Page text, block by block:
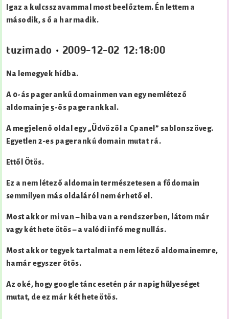
Igaz a kulcsszavammal most beelőztem. Én lettem a
második, s ő a harmadik.
tuzimado • 2009-12-02 12:18:00
Na lemegyek hídba.
A 0-ás pagerankű domainmen van egy nemlétező
aldomainje 5-ös pagerankkal.
A megjelenő oldal egy „Üdvözöl a Cpanel” sablonszöveg.
Egyetlen 2-es pagerankú domain mutat rá.
Ettől Ötös.
Ez a nem létező aldomain természetesen a fődomain
semmilyen más oldaláról nem érhető el.
Most akkor mi van – hiba van a rendszerben, látom már
vagy két hete ötös – a valódi infó meg nullás.
Most akkor tegyek tartalmat a nem létező aldomainemre,
hamár egyszer ötös.
Az oké, hogy google tánc esetén pár napig hülyeséget
mutat, de ez már két hete ötös.